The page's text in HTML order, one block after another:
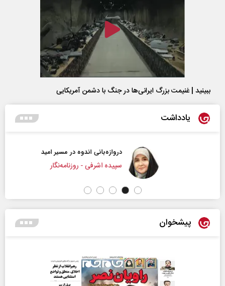
ببینید | غنیمت بزرگ ایرانی‌ها در جنگ با دشمن آمریکایی
یادداشت
دروازه‌بانی اندوه در مسیر امید
سپیده اشرفی - روزنامه‌نگار
پیشخوان